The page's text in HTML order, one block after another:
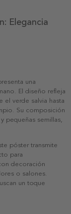
Elegancia
una
El diseño refleja
el verde salvia hasta
Su composición
pequeñas semillas,
póster transmite
para
decoración
o salones.
un toque